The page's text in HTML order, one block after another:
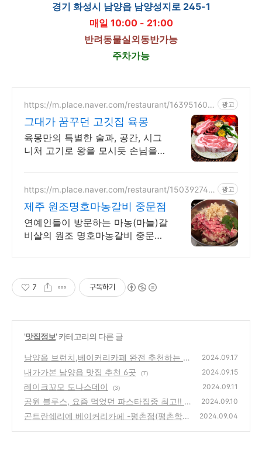
경기 화성시 남양읍 남양성지로 245-1
매일 10:00 - 21:00
반려동물실외동반가능
주차가능
https://m.place.naver.com/restaurant/163951608
광고
그대가 꿈꾸던 고깃집 육몽
육몽만의 특별한 술과, 공간, 시그
니처 고기로 왕을 모시듯 손님을
https://m.place.naver.com/restaurant/150392745
광고
제주 원조명호마농갈비 중문점
연예인들이 방문하는 마농(마늘)갈
비살의 원조 명호마농갈비 중문점
7 구독하기
'맛집정보' 카테고리의 다른 글
남양읍 브런치,베이커리카페 완전 추천하는 7
곳
(4)
2024.09.17
내가가본 남양읍 맛집 추천 6곳 (7) 2024.09.15
레이크꼬모 도나스데이 (3) 2024.09.11
공원 블루스, 요즘 먹었던 파스타집중 최고!! -
동탄 호수공원 맛집
(4)
2024.09.10
곤트란쉐리에 베이커리카페 -평촌점(평촌학원
2024.09.04